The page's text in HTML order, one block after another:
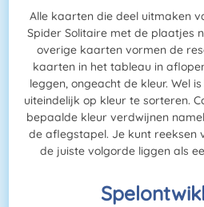
Alle kaarten die deel uitmaken
Spider Solitaire met de plaatjes
overige kaarten vormen de
kaarten in het tableau in
leggen, ongeacht de kleur. Wel
uiteindelijk op kleur te sorteren.
bepaalde kleur verdwijnen
de aflegstapel. Je kunt reeksen
de juiste volgorde liggen als